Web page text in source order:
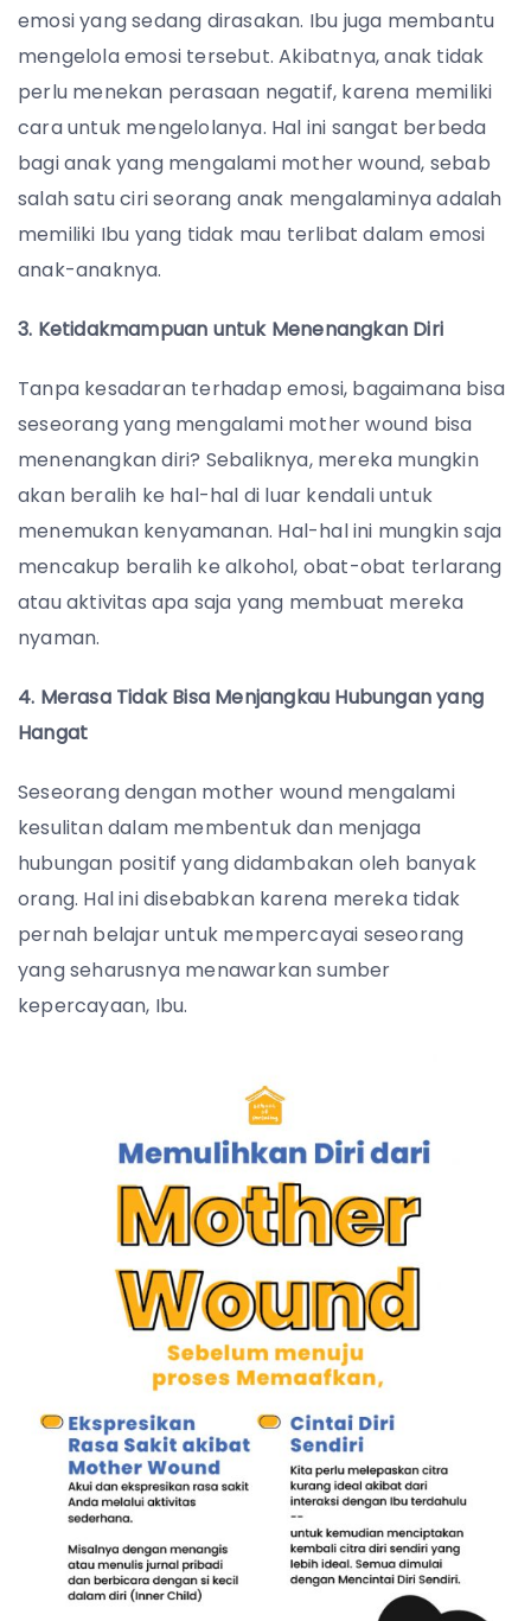
emosi yang sedang dirasakan. Ibu juga membantu
mengelola emosi tersebut. Akibatnya, anak tidak
perlu menekan perasaan negatif, karena memiliki
cara untuk mengelolanya. Hal ini sangat berbeda
bagi anak yang mengalami mother wound, sebab
salah satu ciri seorang anak mengalaminya adalah
memiliki Ibu yang tidak mau terlibat dalam emosi
anak-anaknya.
3. Ketidakmampuan untuk Menenangkan Diri
Tanpa kesadaran terhadap emosi, bagaimana bisa
seseorang yang mengalami mother wound bisa
menenangkan diri? Sebaliknya, mereka mungkin
akan beralih ke hal-hal di luar kendali untuk
menemukan kenyamanan. Hal-hal ini mungkin saja
mencakup beralih ke alkohol, obat-obat terlarang
atau aktivitas apa saja yang membuat mereka
nyaman.
4. Merasa Tidak Bisa Menjangkau Hubungan yang
Hangat
Seseorang dengan mother wound mengalami
kesulitan dalam membentuk dan menjaga
hubungan positif yang didambakan oleh banyak
orang. Hal ini disebabkan karena mereka tidak
pernah belajar untuk mempercayai seseorang
yang seharusnya menawarkan sumber
kepercayaan, Ibu.